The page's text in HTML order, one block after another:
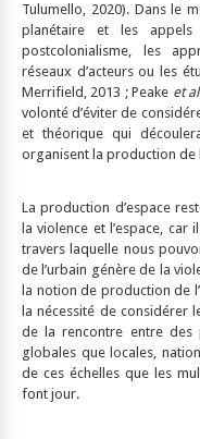
Tulumello, 2020). Dans le
planétaire et les
postcolonialisme, les
réseaux d’acteurs ou les
Merrifield, 2013 ; Peake et
volonté d’éviter de
et théorique qui
organisent la production de
La production d’espace
la violence et l’espace,
travers laquelle nous
de l’urbain génère de la
la notion de production de
la nécessité de considérer
de la rencontre entre des
globales que locales,
de ces échelles que les
font jour.